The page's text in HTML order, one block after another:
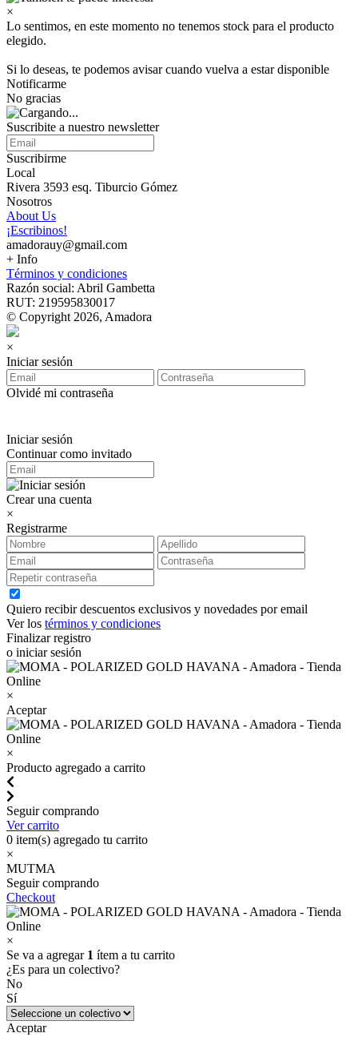
×
Lo sentimos, en este momento no tenemos stock para el producto
elegido.
Si lo deseas, te podemos avisar cuando vuelva a estar disponible
Notificarme
No gracias
Suscribite a nuestro newsletter
Suscribirme
Local
Rivera 3593 esq. Tiburcio Gómez
Nosotros
About Us
¡Escribinos!
amadorauy@gmail.com
+ Info
Términos y condiciones
Razón social: Abril Gambetta
RUT: 219595830017
© Copyright 2026, Amadora
×
Iniciar sesión
Olvidé mi contraseña
Iniciar sesión
Continuar como invitado
Crear una cuenta
×
Registrarme
Quiero recibir descuentos exclusivos y novedades por email
Ver los términos y condiciones
Finalizar registro
o iniciar sesión
×
Aceptar
×
Producto agregado a carrito
Seguir comprando
Ver carrito
0 item(s) agregado tu carrito
×
MUTMA
Seguir comprando
Checkout
×
Se va a agregar 1 ítem a tu carrito
¿Es para un colectivo?
No
Sí
Aceptar